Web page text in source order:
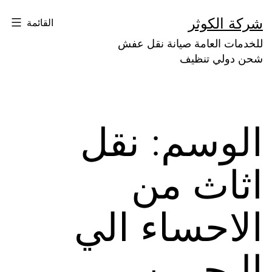
إلى
المحتوى
شركة الكوثر
للخدمات العامة صيانة نقل عفش
شحن دولي تنظيف
القائمة
الوسم: نقل
اثاث من
الاحساء الي